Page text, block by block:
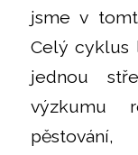
jsme v
Celý cyklus
jednou
výzkumu